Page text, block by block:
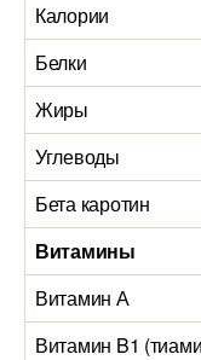
Калории
Белки
Жиры
Углеводы
Бета каротин
Витамины
Витамин А
Витамин B1